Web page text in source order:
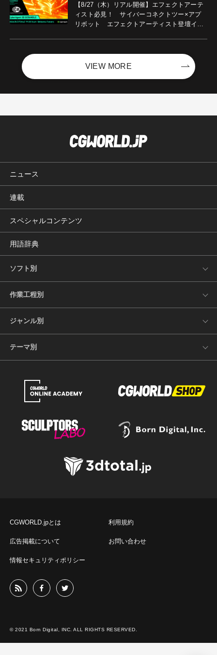
【8/27（木）リアル開催】エフェクトアーテ
ィスト必見！ サイバーコネクトツー×アプ
リボット エフェクトアーティスト登壇イベ
VIEW MORE
ニュース
連載
スペシャルコンテンツ
用語辞典
ソフト別
作業工程別
ジャンル別
テーマ別
CGWORLD.jpとは 利用規約
広告掲載について お問い合わせ
情報セキュリティポリシー
© 2021 Born Digital, INC. ALL RIGHTS RESERVED.